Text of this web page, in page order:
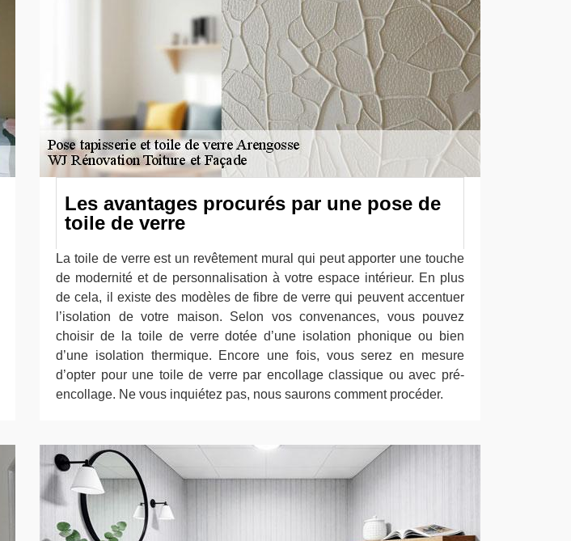
Les avantages procurés par une pose de
toile de verre
La toile de verre est un revêtement mural qui peut apporter une touche
de modernité et de personnalisation à votre espace intérieur. En plus
de cela, il existe des modèles de fibre de verre qui peuvent accentuer
l’isolation de votre maison. Selon vos convenances, vous pouvez
choisir de la toile de verre dotée d’une isolation phonique ou bien
d’une isolation thermique. Encore une fois, vous serez en mesure
d’opter pour une toile de verre par encollage classique ou avec pré-
encollage. Ne vous inquiétez pas, nous saurons comment procéder.